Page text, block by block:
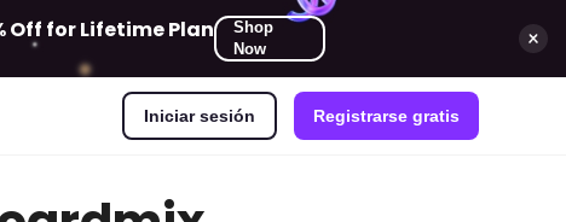
Off for Lifetime Plan
Shop
Now
Iniciar sesión Registrarse gratis